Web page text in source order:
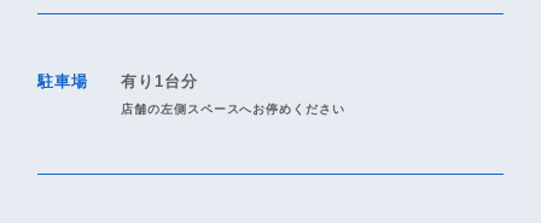
駐車場 有り1台分
店舗の左側スペースへお停めください